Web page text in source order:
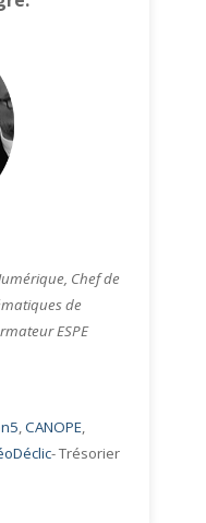
Chef de
de
ESPE
,CANOPE,
- Trésorier